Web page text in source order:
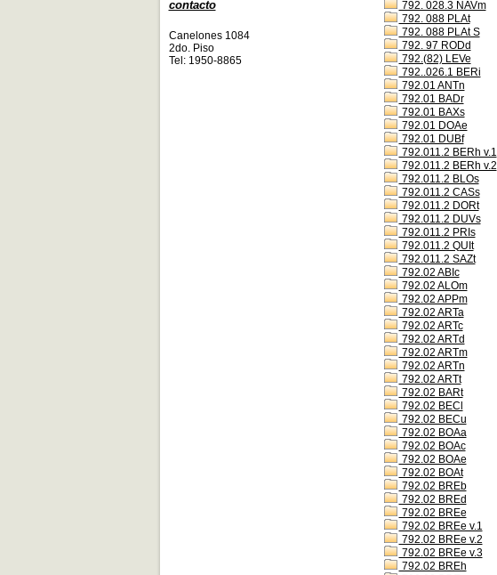
792. 028.3 NAVm
792. 088 PLAt
792. 088 PLAt S
792. 97 RODd
792.(82) LEVe
792..026.1 BERi
792.01 ANTn
792.01 BADr
792.01 BAXs
792.01 DOAe
792.01 DUBf
792.011.2 BERh v.1
792.011.2 BERh v.2
792.011.2 BLOs
792.011.2 CASs
792.011.2 DORt
792.011.2 DUVs
792.011.2 PRIs
792.011.2 QUIt
792.011.2 SAZt
792.02 ABIc
792.02 ALOm
792.02 APPm
792.02 ARTa
792.02 ARTc
792.02 ARTd
792.02 ARTm
792.02 ARTn
792.02 ARTt
792.02 BARt
792.02 BECl
792.02 BECu
792.02 BOAa
792.02 BOAc
792.02 BOAe
792.02 BOAt
792.02 BREb
792.02 BREd
792.02 BREe
792.02 BREe v.1
792.02 BREe v.2
792.02 BREe v.3
792.02 BREh
contacto
Canelones 1084
2do. Piso
Tel: 1950-8865